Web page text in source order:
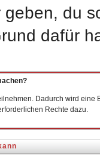
du
dafür
Dadurch wird
Rechte dazu.